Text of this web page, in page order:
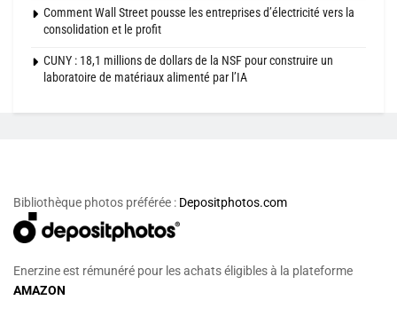
Comment Wall Street pousse les entreprises d’électricité vers la
consolidation et le profit
CUNY : 18,1 millions de dollars de la NSF pour construire un
laboratoire de matériaux alimenté par l’IA
Bibliothèque photos préférée : Depositphotos.com
Enerzine est rémunéré pour les achats éligibles à la plateforme
AMAZON